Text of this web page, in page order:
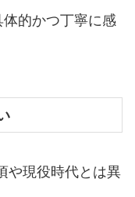
的かつ丁寧に感
や現役時代とは異